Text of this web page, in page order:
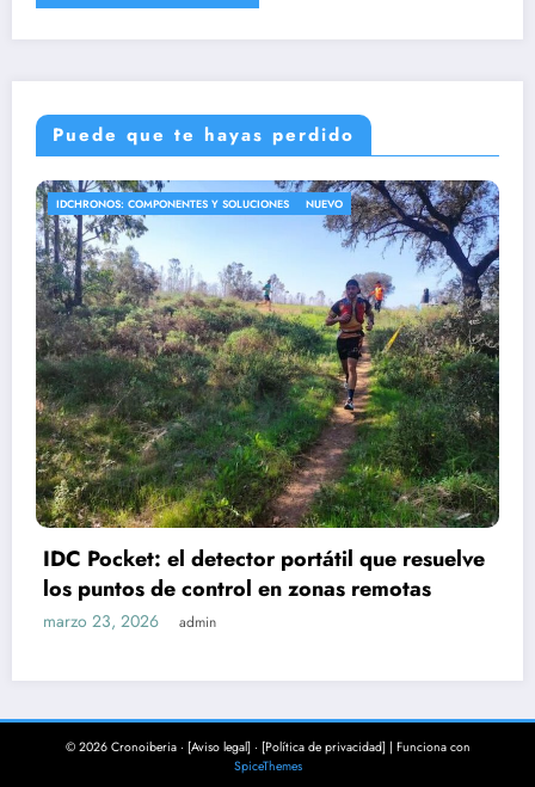
Puede que te hayas perdido
IDCHRONOS: COMPONENTES Y SOLUCIONES NUEVO
IDC Pocket: el detector portátil que resuelve
los puntos de control en zonas remotas
marzo 23, 2026 admin
© 2026 Cronoiberia · [Aviso legal] · [Política de privacidad] | Funciona con
SpiceThemes